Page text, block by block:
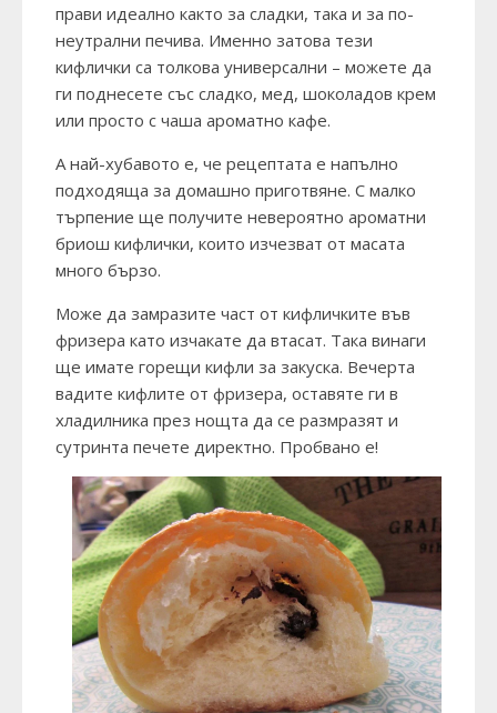
прави идеално както за сладки, така и за по-
неутрални печива. Именно затова тези
кифлички са толкова универсални – можете да
ги поднесете със сладко, мед, шоколадов крем
или просто с чаша ароматно кафе.
А най-хубавото е, че рецептата е напълно
подходяща за домашно приготвяне. С малко
търпение ще получите невероятно ароматни
бриош кифлички, които изчезват от масата
много бързо.
Може да замразите част от кифличките във
фризера като изчакате да втасат. Така винаги
ще имате горещи кифли за закуска. Вечерта
вадите кифлите от фризера, оставяте ги в
хладилника през нощта да се размразят и
сутринта печете директно. Пробвано е!